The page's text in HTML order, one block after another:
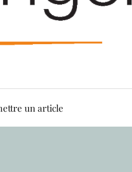
un article